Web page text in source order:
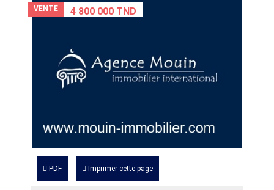
VENTE 4 800 000 TND
PDF Imprimer cette page